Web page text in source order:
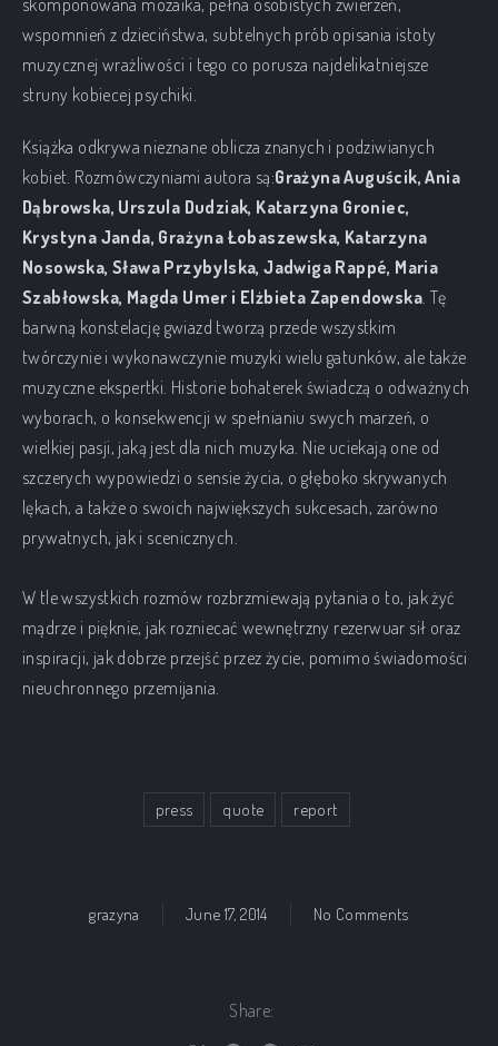
skomponowana mozaika, pełna osobistych zwierzeń,
wspomnień z dzieciństwa, subtelnych prób opisania istoty
muzycznej wrażliwości i tego co porusza najdelikatniejsze
struny kobiecej psychiki.
Książka odkrywa nieznane oblicza znanych i podziwianych
kobiet. Rozmówczyniami autora są:Grażyna Auguścik, Ania
Dąbrowska, Urszula Dudziak, Katarzyna Groniec,
Krystyna Janda, Grażyna Łobaszewska, Katarzyna
Nosowska, Sława Przybylska, Jadwiga Rappé, Maria
Szabłowska, Magda Umer i Elżbieta Zapendowska. Tę
barwną konstelację gwiazd tworzą przede wszystkim
twórczynie i wykonawczynie muzyki wielu gatunków, ale także
muzyczne ekspertki. Historie bohaterek świadczą o odważnych
wyborach, o konsekwencji w spełnianiu swych marzeń, o
wielkiej pasji, jaką jest dla nich muzyka. Nie uciekają one od
szczerych wypowiedzi o sensie życia, o głęboko skrywanych
lękach, a także o swoich największych sukcesach, zarówno
prywatnych, jak i scenicznych.
W tle wszystkich rozmów rozbrzmiewają pytania o to, jak żyć
mądrze i pięknie, jak rozniecać wewnętrzny rezerwuar sił oraz
inspiracji, jak dobrze przejść przez życie, pomimo świadomości
nieuchronnego przemijania.
press quote report
grazyna June 17, 2014 No Commentson Kobieta
Share: